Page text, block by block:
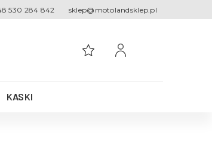
530 284 842 sklep@motolandsklep.pl
KASKI